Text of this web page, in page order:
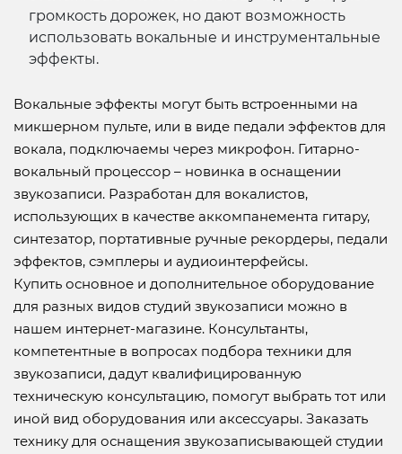
громкость дорожек, но дают возможность
использовать вокальные и инструментальные
эффекты.
Вокальные эффекты могут быть встроенными на
микшерном пульте, или в виде педали эффектов для
вокала, подключаемы через микрофон. Гитарно-
вокальный процессор – новинка в оснащении
звукозаписи. Разработан для вокалистов,
использующих в качестве аккомпанемента гитару,
синтезатор, портативные ручные рекордеры, педали
эффектов, сэмплеры и аудиоинтерфейсы.
Купить основное и дополнительное оборудование
для разных видов студий звукозаписи можно в
нашем интернет-магазине. Консультанты,
компетентные в вопросах подбора техники для
звукозаписи, дадут квалифицированную
техническую консультацию, помогут выбрать тот или
иной вид оборудования или аксессуары. Заказать
технику для оснащения звукозаписывающей студии